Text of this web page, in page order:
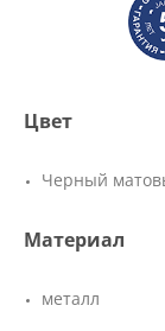
Цвет
Черный
Материал
металл